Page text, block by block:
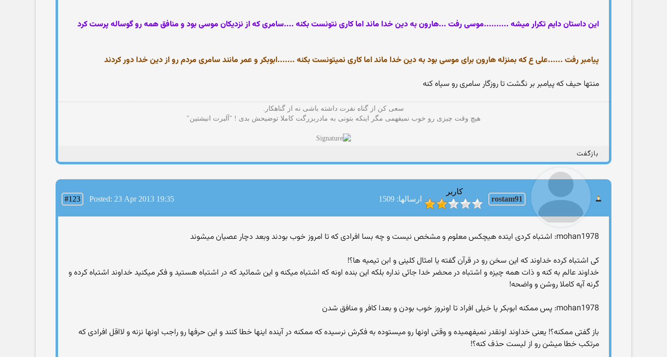
این داستان دایم تکرار میشه ..........موسی رفت ...هارون به دین خدا ماند اما کاری نتونست بکنه ....سامری که از نزدیکان موسی بود و منافق همه رو گوساله پرست کرد
پیامبر رفت ......علی ع که بمنزله هارون برای موسی بود به دین خدا ماند اما کاری نمیتونست بکنه .......ابوبکر و عمر مانند سامری مردم رو از دین خدا دور کردند
منتها حیف که پیامبر بر نگشت تا روزگار سامری رو سیاه کنه
سعی کن از گناه نفرت داشته باشی نه از گناهکار.
هیچ وقت چیزی رو خوب نمیفهمی مگر اینکه بتونی به مادربزرگت کاملا توضیحش بدی ! "آلبرت انیشتین"
بازگفت
rostam91
کاربر
ارسالها: 1509
#123 Posted: 23 Apr 2013 19:35
mohan1978: اشتباه کردی ایتده هیچکس معلوم و مشخص نیست و چه بسا افرادی که تا امروز خوب بودند وبعد دچار عصیان میشوند
کی اشتباه کرده خداوند که این سخن رو در قرآن گفته یا امثال کلینی و ابن تیمیه ها؟!
خداوند عالم به کنه و ذات همه چیزه و اشتباه در محضر خدا جائی نداره بلکه این بنده اونه که اشتباه میکنه و این شمائید که در اشتباه هستید و فکر میکنید خداوند اشتباه کرده و
گرنه آیه کاملا روشن و واضحه!
mohan1978: پس ممکنه ابوبکر یا خیلی افراد تا اونروز خوب بودن و بعدا کافر و منافق شدن
باز گفتی ممکنه؟! یعنی خداوند اونقدر نمیفهمیده و وقتی اونها رو میستوده به فکرش نرسیده که ممکنه در آینده اینها خطا کنند و این حرفها رو راجب اونها نزنه و لااقل افرادی که
مرتکب خطا میشن رو از لیست حذف کنه؟!